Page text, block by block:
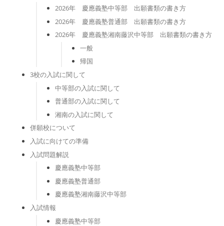
2026年 慶應義塾中等部 出願書類の書き方
2026年 慶應義塾普通部 出願書類の書き方
2026年 慶應義塾湘南藤沢中等部 出願書類の書き方
一般
帰国
3校の入試に関して
中等部の入試に関して
普通部の入試に関して
湘南の入試に関して
併願校について
入試に向けての準備
入試問題解説
慶應義塾中等部
慶應義塾普通部
慶應義塾湘南藤沢中等部
入試情報
慶應義塾中等部